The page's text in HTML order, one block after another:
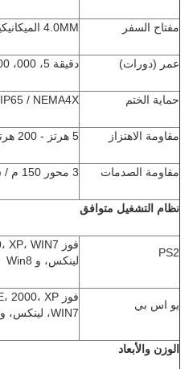
مفتاح السفر 4.0MM الميكانيكية مفاتيح رئيسية
عمر (دورات) دقيقة 5، 000، 000 اكتواتيونس
حماية الختم IP65 / NEMA4X من الجبهة
مقاومة الاهتزاز 5 هرتز - 200 هرتز، IEC 60512-4
مقاومة الصدمات 3 محور 150 م / ق ² - 11 مللي، IEC 60512-4
نظام التشغيل متوافق
PS2
لينكس، و Win8
يو اس بي
WIN7، لينكس، و Win8
الوزن والأبعاد